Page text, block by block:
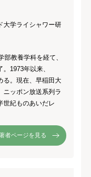
大学ライシャワー研
教養学科を経て、
1973年以来、
る。現在、早稲田大
ニッポン放送系列ラ
世紀ものあいだレ
者ページを見る